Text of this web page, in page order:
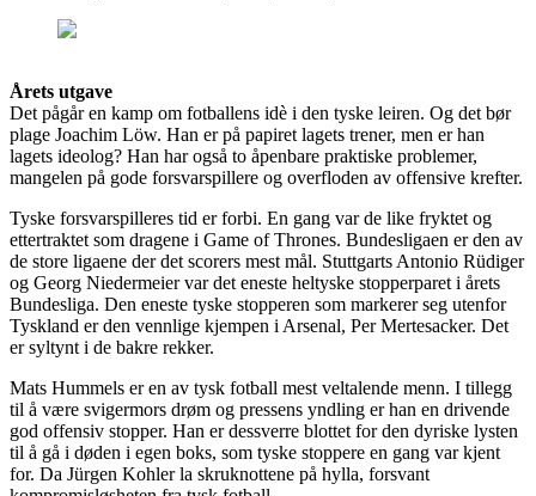
Årets utgave
Det pågår en kamp om fotballens idè i den tyske leiren. Og det bør
plage Joachim Löw. Han er på papiret lagets trener, men er han
lagets ideolog? Han har også to åpenbare praktiske problemer,
mangelen på gode forsvarspillere og overfloden av offensive krefter.
Tyske forsvarspilleres tid er forbi. En gang var de like fryktet og
ettertraktet som dragene i Game of Thrones. Bundesligaen er den av
de store ligaene der det scorers mest mål. Stuttgarts Antonio Rüdiger
og Georg Niedermeier var det eneste heltyske stopperparet i årets
Bundesliga. Den eneste tyske stopperen som markerer seg utenfor
Tyskland er den vennlige kjempen i Arsenal, Per Mertesacker. Det
er syltynt i de bakre rekker.
Mats Hummels er en av tysk fotball mest veltalende menn. I tillegg
til å være svigermors drøm og pressens yndling er han en drivende
god offensiv stopper. Han er dessverre blottet for den dyriske lysten
til å gå i døden i egen boks, som tyske stoppere en gang var kjent
for. Da Jürgen Kohler la skruknottene på hylla, forsvant